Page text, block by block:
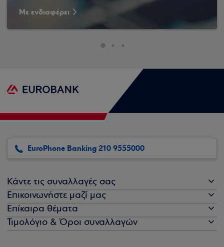
Με ενδιαφέρει
EuroPhone Banking 210 9555000
Κάντε τις συναλλαγές σας
Επικοινωνήστε μαζί μας
Επίκαιρα θέματα
Τιμολόγιο & Όροι συναλλαγών